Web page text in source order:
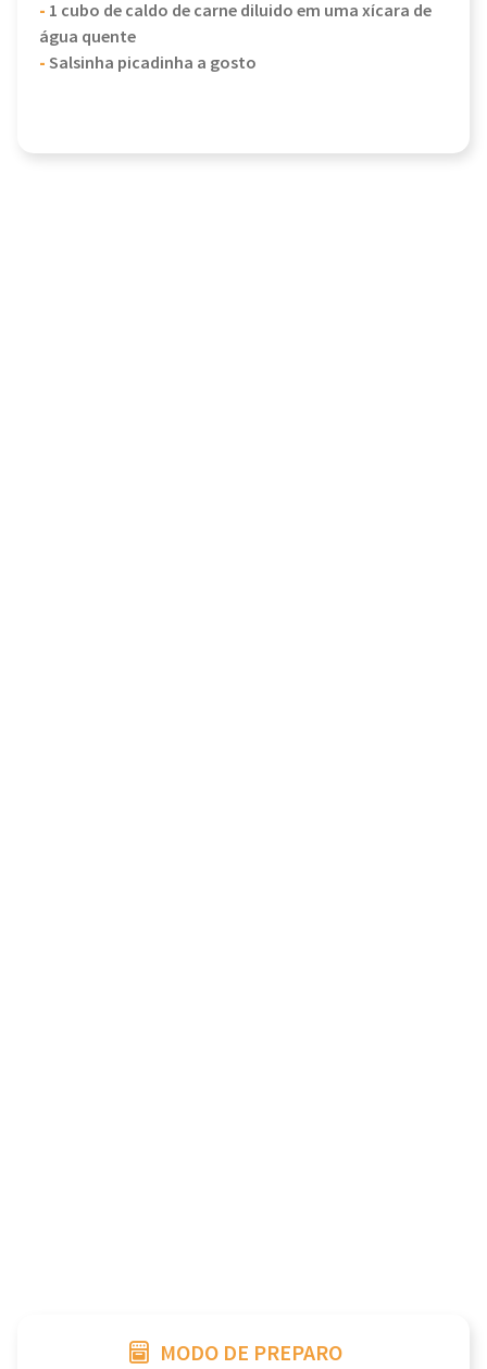
- 1 cubo de caldo de carne diluido em uma xícara de
água quente
-Salsinha picadinha a gosto
MODO DE PREPARO